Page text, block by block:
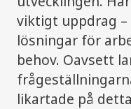
viktigt uppdrag
lösningar för
behov. Oavsett
likartade på